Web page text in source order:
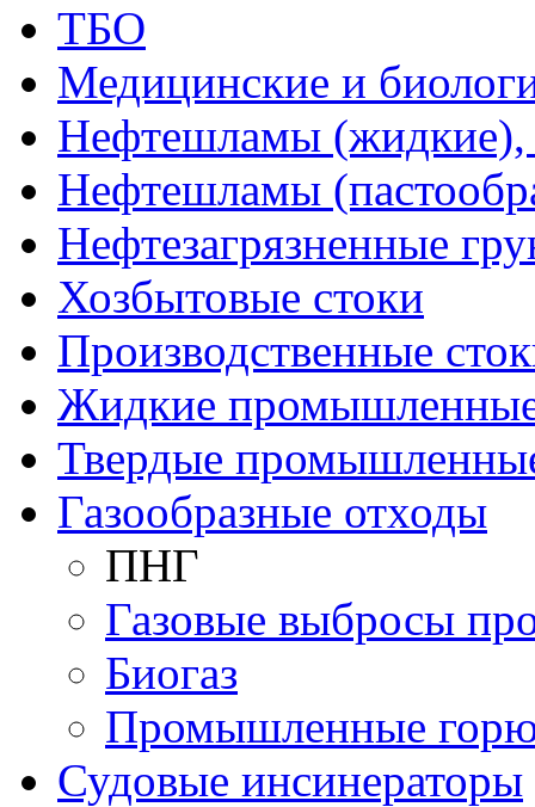
ТБО
Медицинские и
Нефтешламы (жидкие),
Нефтешламы
Нефтезагрязненные
Хозбытовые стоки
Производственные
Жидкие
Твердые
Газообразные отходы
ПНГ
Газовые выбросы
Биогаз
Промышленные
Судовые инсинераторы